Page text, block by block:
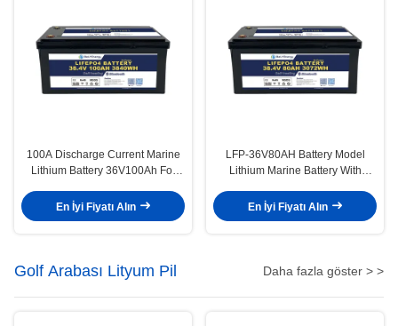
100A Discharge Current Marine
Lithium Battery 36V100Ah For
Temperatures
En İyi Fiyatı Alın
LFP-36V80AH Battery Model
Lithium Marine Battery With
En İyi Fiyatı Alın
Golf Arabası Lityum Pil Daha fazla göster > >